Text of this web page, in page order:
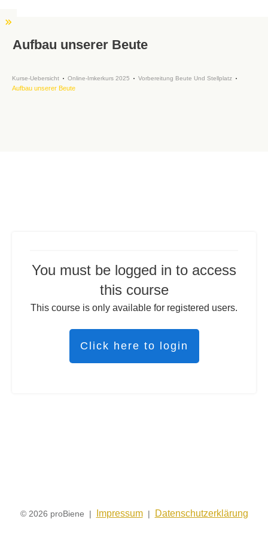
Aufbau unserer Beute
Kurse-Uebersicht Online-Imkerkurs 2025 Vorbereitung Beute Und Stellplatz
Aufbau unserer Beute
You must be logged in to access
this course
This course is only available for registered users.
Click here to login
© 2026 proBiene | Impressum| Datenschutzerklärung